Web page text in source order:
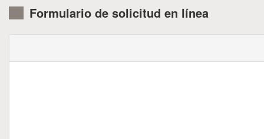
Formulario de solicitud en línea